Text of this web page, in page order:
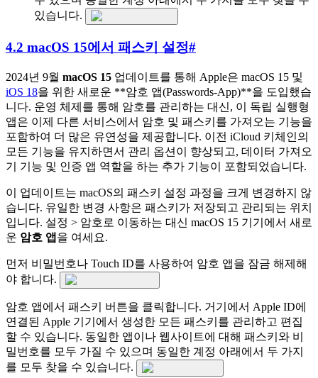
있습니다.
4.2 macOS 15에서 패스키 설정#
2024년 9월 macOS 15 업데이트를 통해 Apple은 macOS 15 및
iOS 18을 위한 새로운 **암호 앱(Passwords-App)**을 도입했습
니다. 운영 체제를 통해 암호를 관리하는 대신, 이 독립 실행형
앱은 이제 다른 서비스에서 암호 및 패스키를 가져오는 기능을
포함하여 더 많은 유연성을 제공합니다. 이전 iCloud 키체인의
모든 기능을 유지하면서 관리 옵션이 향상되고, 데이터 가져오
기 기능 및 인증 앱 역할을 하는 추가 기능이 포함되었습니다.
이 업데이트는 macOS의 패스키 설정 과정을 크게 변경하지 않
습니다. 유일한 변경 사항은 패스키가 저장되고 관리되는 위치
입니다. 설정 > 암호로 이동하는 대신 macOS 15 기기에서 새로
운 암호 앱 을 여세요.
먼저 비밀번호나 Touch ID를 사용하여 암호 앱을 잠금 해제해
야 합니다.
암호 앱에서 패스키 버튼을 클릭합니다. 거기에서 Apple ID에
연결된 Apple 기기에서 생성한 모든 패스키를 관리하고 편집
할 수 있습니다. 동일한 앱이나 웹사이트에 대해 패스키와 비
밀번호를 모두 가질 수 있으며 동일한 계정 아래에서 두 가지
를 모두 찾을 수 있습니다.